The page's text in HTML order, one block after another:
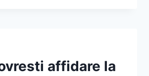
affidare la